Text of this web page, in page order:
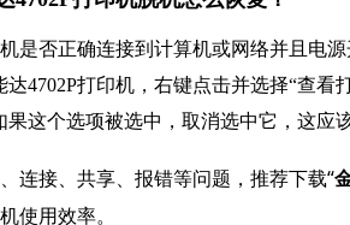
是否正确连接到计算机或网络并且电
4702P打印机，右键点击并选择“查
这个选项被选中，取消选中它，这应
连接、共享、报错等问题，推荐下载“
使用效率。